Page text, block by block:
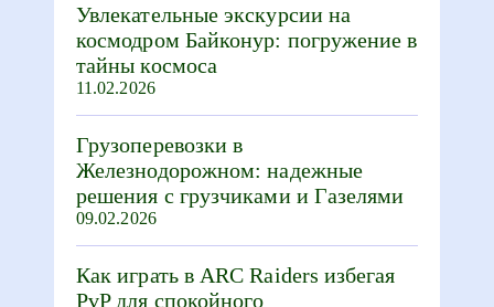
Увлекательные экскурсии на
космодром Байконур: погружение в
тайны космоса
11.02.2026
Грузоперевозки в
Железнодорожном: надежные
решения с грузчиками и Газелями
09.02.2026
Как играть в ARC Raiders избегая
PvP для спокойного